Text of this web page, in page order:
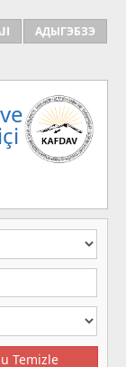
АДЫГЭБЗЭ